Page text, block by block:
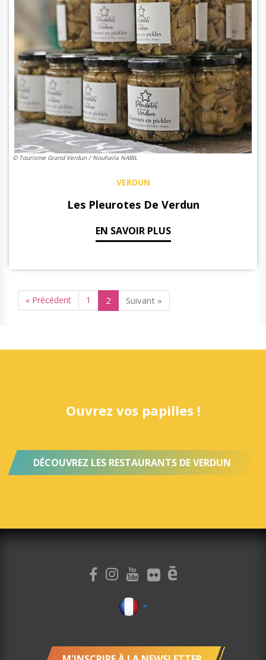
© Tourisme Grand Verdun / Nouhaila NABIL
VERDUN
Les Pleurotes De Verdun
EN SAVOIR PLUS
« Précédent 1 2 Suivant »
Ouvrez vos papilles !
DÉCOUVREZ LES RESTAURANTS DE VERDUN